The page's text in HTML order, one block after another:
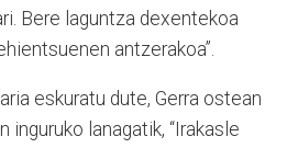
Bere laguntza dexentekoa
antzerakoa”.
eskuratu dute, Gerra ostean
inguruko lanagatik, “Irakasle